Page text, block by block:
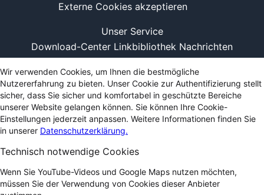
Unser Service
Download-Center Linkbibliothek Nachrichten
Externe Cookies akzeptieren
Wir verwenden Cookies, um Ihnen die bestmögliche
Nutzererfahrung zu bieten. Unser Cookie zur Authentifizierung stellt
sicher, dass Sie sicher und komfortabel in geschützte Bereiche
unserer Website gelangen können. Sie können Ihre Cookie-
Einstellungen jederzeit anpassen. Weitere Informationen finden Sie
in unserer Datenschutzerklärung.
Technisch notwendige Cookies
Wenn Sie YouTube-Videos und Google Maps nutzen möchten,
müssen Sie der Verwendung von Cookies dieser Anbieter